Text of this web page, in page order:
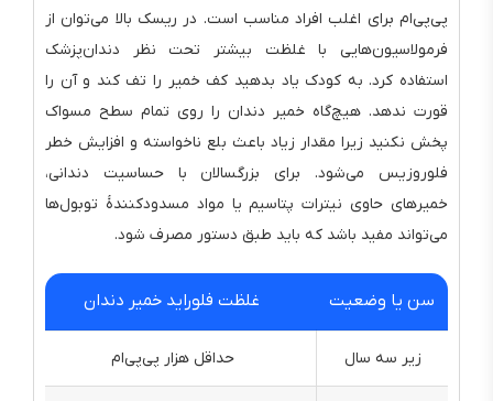
پی‌پی‌ام برای اغلب افراد مناسب است. در ریسک بالا می‌توان از
فرمولاسیون‌هایی با غلظت بیشتر تحت نظر دندان‌پزشک
استفاده کرد. به کودک یاد بدهید کف خمیر را تف کند و آن را
قورت ندهد. هیچ‌گاه خمیر دندان را روی تمام سطح مسواک
پخش نکنید زیرا مقدار زیاد باعث بلع ناخواسته و افزایش خطر
فلوروزیس می‌شود. برای بزرگسالان با حساسیت دندانی،
خمیرهای حاوی نیترات پتاسیم یا مواد مسدودکنندهٔ توبول‌ها
می‌تواند مفید باشد که باید طبق دستور مصرف شود.
سن یا وضعیت غلظت فلوراید خمیر دندان
زیر سه سال حداقل هزار پی‌پی‌ام